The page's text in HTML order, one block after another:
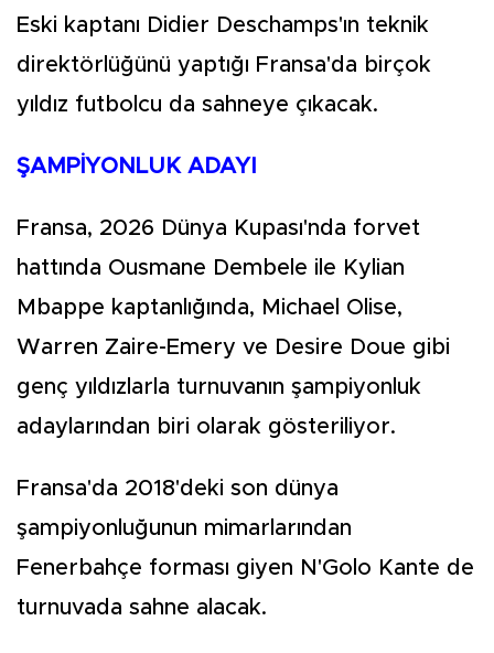
Eski kaptanı Didier Deschamps'ın teknik
direktörlüğünü yaptığı Fransa'da birçok
yıldız futbolcu da sahneye çıkacak.
ŞAMPİYONLUK ADAYI
Fransa, 2026 Dünya Kupası'nda forvet
hattında Ousmane Dembele ile Kylian
Mbappe kaptanlığında, Michael Olise,
Warren Zaire-Emery ve Desire Doue gibi
genç yıldızlarla turnuvanın şampiyonluk
adaylarından biri olarak gösteriliyor.
Fransa'da 2018'deki son dünya
şampiyonluğunun mimarlarından
Fenerbahçe forması giyen N'Golo Kante de
turnuvada sahne alacak.